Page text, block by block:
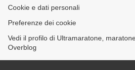
Cookie e dati personali
Preferenze dei cookie
Vedi il profilo di Ultramaratone,
Overblog